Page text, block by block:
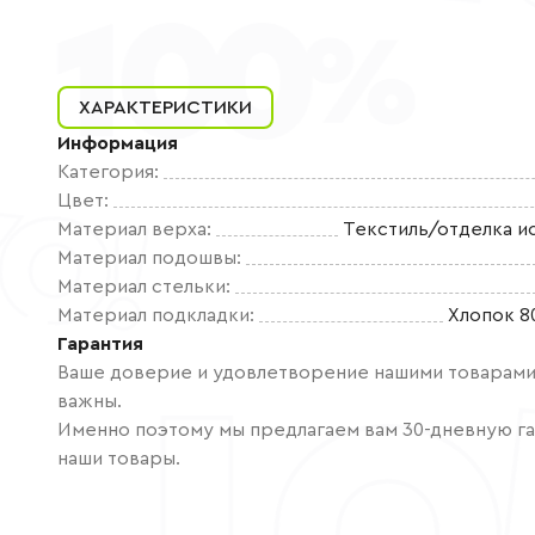
ХАРАКТЕРИСТИКИ
Информация
Категория:
Цвет:
Материал верха:
Текстиль/отделка
Материал подошвы:
Материал стельки:
Материал подкладки:
Хлопок
Гарантия
Ваше доверие и удовлетворение нашими товарами
важны.
Именно поэтому мы предлагаем вам 30-дневную
наши товары.